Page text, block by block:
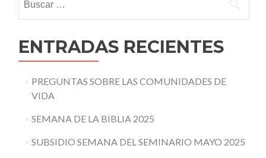
ENTRADAS RECIENTES
PREGUNTAS SOBRE LAS COMUNIDADES DE
VIDA
SEMANA DE LA BIBLIA 2025
SUBSIDIO SEMANA DEL SEMINARIO MAYO 2025